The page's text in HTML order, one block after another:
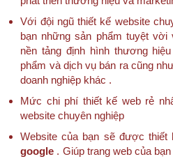
Với đội ngũ thiết kế website
bạn những sản phẩm tuyệt
nền tảng định hình thương
phẩm và dịch vụ bán ra cũng
doanh nghiệp khác .
Mức chi phí thiết kế web rẻ
website chuyên nghiệp
Website của bạn sẽ được thiết
google . Giúp trang web của